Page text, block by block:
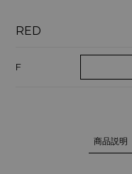
RED
F
商品説明